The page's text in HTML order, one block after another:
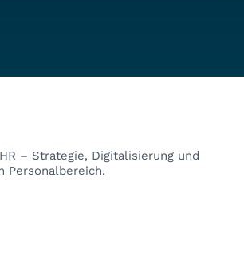
– Strategie, Digitalisierung und
Personalbereich.